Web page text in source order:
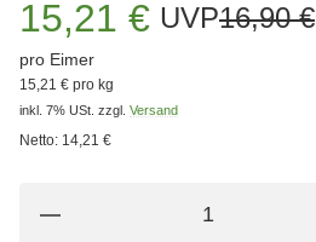
15,21 € UVP16,90 €
pro Eimer
15,21 € pro kg
inkl. 7% USt. zzgl. Versand
Netto: 14,21 €